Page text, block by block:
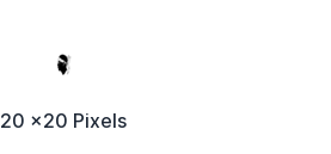
20 x20 Pixels